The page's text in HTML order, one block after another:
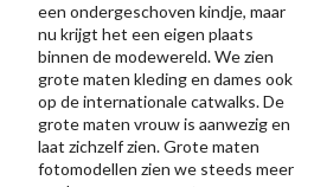
een ondergeschoven kindje, maar
nu krijgt het een eigen plaats
binnen de modewereld. We zien
grote maten kleding en dames ook
op de internationale catwalks. De
grote maten vrouw is aanwezig en
laat zichzelf zien. Grote maten
fotomodellen zien we steeds meer